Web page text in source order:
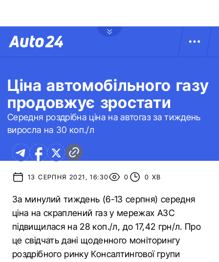
Ціна автомобільного газу
продовжує зростати
Середня роздрібна ціна на автогаз за тиждень
виросла на 30 коп./л
13 СЕРПНЯ 2021, 16:30 0 0 ХВ
За минулий тиждень (6-13 серпня) середня
ціна на скраплений газ у мережах АЗС
підвищилася на 28 коп./л, до 17,42 грн/л. Про
це свідчать дані щоденного моніторингу
роздрібного ринку Консалтингової групи